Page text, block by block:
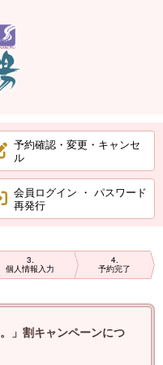
予約確認・変更・キャンセ
ル
会員ログイン ・ パスワード
再発行
3
個人情報入力
4
予約完了
」割キャンペーンにつ